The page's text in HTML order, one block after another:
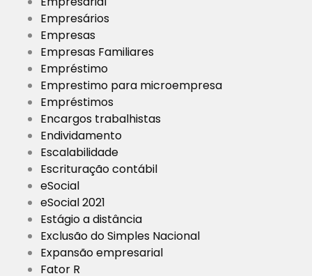
Empresários
Empresas
Empresas Familiares
Empréstimo
Emprestimo para microempresa
Empréstimos
Encargos trabalhistas
Endividamento
Escalabilidade
Escrituração contábil
eSocial
eSocial 2021
Estágio a distância
Exclusão do Simples Nacional
Expansão empresarial
Fator R